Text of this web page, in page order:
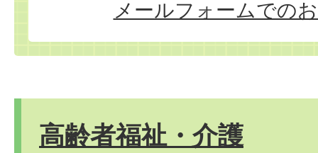
メールフォームでの
高齢者福祉・介護